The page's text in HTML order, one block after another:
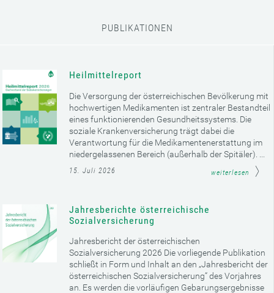
PUBLIKATIONEN
Heilmittelreport
Die Versorgung der österreichischen Bevölkerung mit
hochwertigen Medikamenten ist zentraler Bestandteil
eines funktionierenden Gesundheitssystems. Die
soziale Krankenversicherung trägt dabei die
Verantwortung für die Medikamentenerstattung im
niedergelassenen Bereich (außerhalb der Spitäler). ...
15. Juli 2026 weiterlesen
Jahresberichte österreichische
Sozialversicherung
Jahresbericht der österreichischen
Sozialversicherung 2026 Die vorliegende Publikation
schließt in Form und Inhalt an den „Jahresbericht der
österreichischen Sozialversicherung“ des Vorjahres
an. Es werden die vorläufigen Gebarungsergebnisse